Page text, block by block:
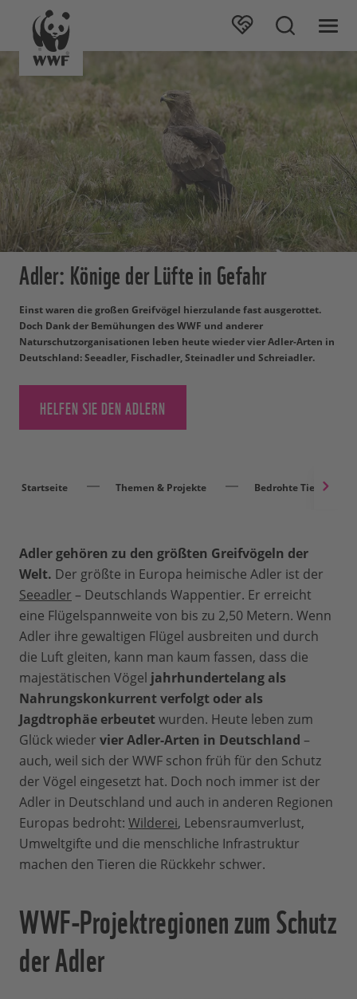
Adler: Könige der Lüfte in Gefahr
Einst waren die großen Greifvögel hierzulande fast ausgerottet.
Doch Dank der Bemühungen des WWF und anderer
Naturschutzorganisationen leben heute wieder vier Adler-Arten in
Deutschland: Seeadler, Fischadler, Steinadler und Schreiadler.
HELFEN SIE DEN ADLERN
Startseite Themen & Projekte Bedrohte Tierarten
Adler gehören zu den größten Greifvögeln der
Welt. Der größte in Europa heimische Adler ist der
Seeadler – Deutschlands Wappentier. Er erreicht
eine Flügelspannweite von bis zu 2,50 Metern. Wenn
Adler ihre gewaltigen Flügel ausbreiten und durch
die Luft gleiten, kann man kaum fassen, dass die
majestätischen Vögel jahrhundertelang als
Nahrungskonkurrent verfolgt oder als
Jagdtrophäe erbeutetwurden. Heute leben zum
Glück wieder vier Adler-Arten in Deutschland –
auch, weil sich der WWF schon früh für den Schutz
der Vögel eingesetzt hat. Doch noch immer ist der
Adler in Deutschland und auch in anderen Regionen
Europas bedroht: Wilderei, Lebensraumverlust,
Umweltgifte und die menschliche Infrastruktur
machen den Tieren die Rückkehr schwer.
WWF-Projektregionen zum Schutz
der Adler